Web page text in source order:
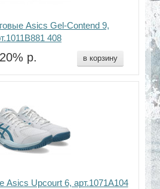
Asics Gel-Contend 9,
408
р. в корзину
Asics Upcourt 6, арт.1071A104